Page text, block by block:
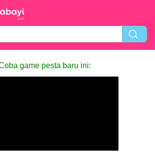
game pesta baru ini: